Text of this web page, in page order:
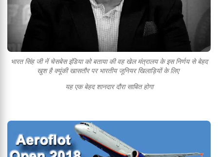
भारत सिंह जी नें चेसबेस इंडिया को बताया की वह खेल मंत्रालय के इस निर्णय से बेहद
खुश है क्यूंकी खासतौर पर भारतीय जूनियर खिलाड़ियों के लिए
यह एक बेहद शानदार दौरा साबित होगा